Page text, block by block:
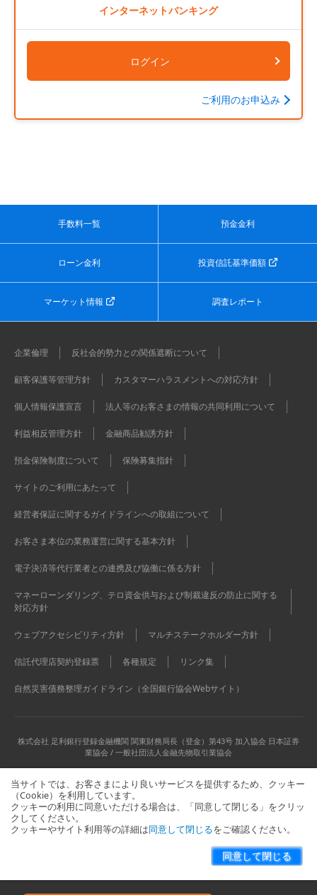
インターネットバンキング
ログイン
ご利用のお申込み
手数料一覧 預金金利
ローン金利 投資信託基準価額
マーケット情報 調査レポート
企業倫理 反社会的勢力との関係遮断について
顧客保護等管理方針 カスタマーハラスメントへの対応方針
個人情報保護宣言 法人等のお客さまの情報の共同利用について
利益相反管理方針 金融商品勧誘方針
預金保険制度について 保険募集指針
サイトのご利用にあたって
経営者保証に関するガイドラインへの取組について
お客さま本位の業務運営に関する基本方針
電子決済等代行業者との連携及び協働に係る方針
マネーローンダリング、テロ資金供与および制裁違反の防止に関する
対応方針
ウェブアクセシビリティ方針 マルチステークホルダー方針
信託代理店契約登録票 各種規定 リンク集
自然災害債務整理ガイドライン（全国銀行協会Webサイト）
株式会社 足利銀行登録金融機関 関東財務局長（登金）第43号 加入協会 日本証券
業協会 / 一般社団法人金融先物取引業協会
Copyright © The Ashikaga Bank, Ltd. All Rights Reserved.
当サイトでは、お客さまにより良いサービスを提供するため、クッキー
（Cookie）を利用しています。
クッキーの利用に同意いただける場合は、「同意して閉じる」をクリッ
クしてください。
クッキーやサイト利用等の詳細は同意して閉じるをご確認ください。
同意して閉じる